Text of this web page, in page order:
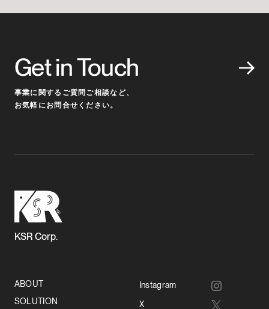
Get in Touch
事業に関するご質問ご相談など、
お気軽にお問合せください。
KSR Corp.
ABOUT
SOLUTION
Instagram
X